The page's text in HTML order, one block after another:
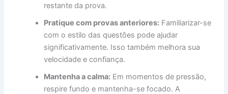
restante da prova.
Pratique com provas anteriores: Familiarizar-se
com o estilo das questões pode ajudar
significativamente. Isso também melhora sua
velocidade e confiança.
Mantenha a calma: Em momentos de pressão,
respire fundo e mantenha-se focado. A